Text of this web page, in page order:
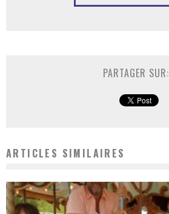
PARTAGER SUR:
ARTICLES SIMILAIRES